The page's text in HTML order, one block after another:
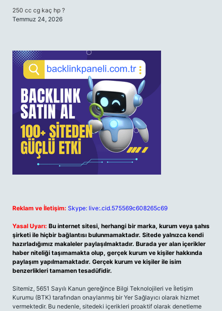
250 cc cg kaç hp ?
Temmuz 24, 2026
Reklam ve İletişim: Skype: live:.cid.575569c608265c69
Yasal Uyarı: Bu internet sitesi, herhangi bir marka, kurum veya şahıs
şirketi ile hiçbir bağlantısı bulunmamaktadır. Sitede yalnızca kendi
hazırladığımız makaleler paylaşılmaktadır. Burada yer alan içerikler
haber niteliği taşımamakta olup, gerçek kurum ve kişiler hakkında
paylaşım yapılmamaktadır. Gerçek kurum ve kişiler ile isim
benzerlikleri tamamen tesadüfidir.
Sitemiz, 5651 Sayılı Kanun gereğince Bilgi Teknolojileri ve İletişim
Kurumu (BTK) tarafından onaylanmış bir Yer Sağlayıcı olarak hizmet
vermektedir. Bu nedenle, sitedeki içerikleri proaktif olarak denetleme